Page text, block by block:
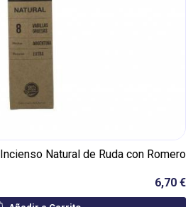
Incienso Natural de Ruda con Romero
6,70 €